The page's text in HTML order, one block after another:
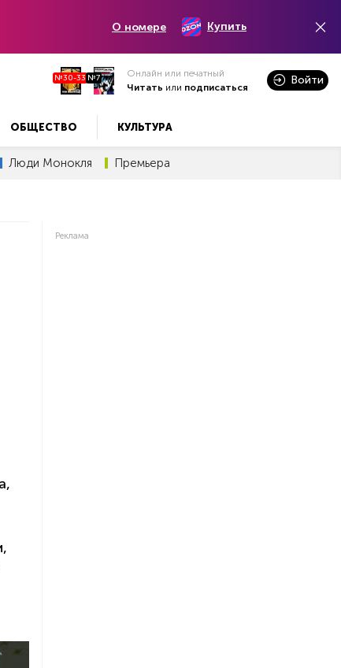
О номере Купить
№30-33 №7
Онлайн или печатный
Читать или подписаться
Войти
ОБЩЕСТВО КУЛЬТУРА
Люди Монокля Премьера
Реклама